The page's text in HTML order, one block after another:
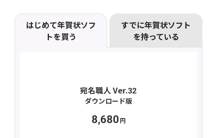
はじめて年賀状ソフ
トを買う
すでに年賀状ソフト
を持っている
宛名職人 Ver.32
8,680